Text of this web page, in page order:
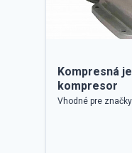
Kompresná
kompresor
Vhodné pre